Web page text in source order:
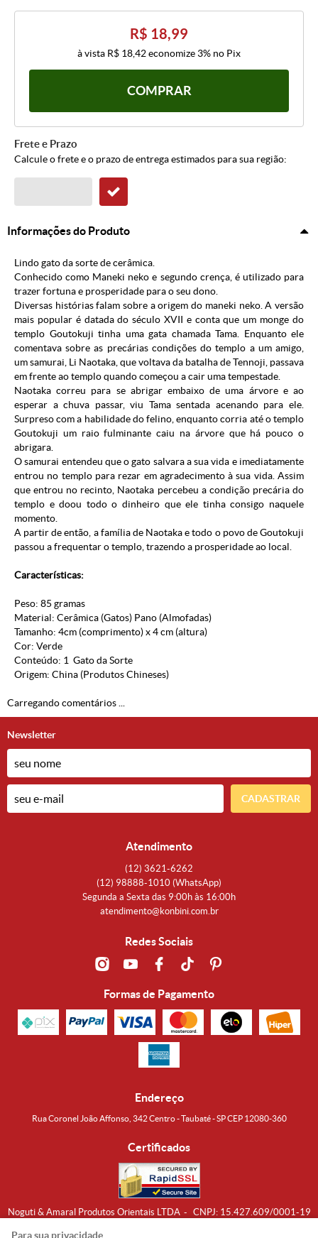
R$ 18,99
à vista R$ 18,42economize 3% no Pix
COMPRAR
Frete e Prazo
Calcule o frete e o prazo de entrega estimados para sua região:
Informações do Produto
Lindo gato da sorte de cerâmica.
Conhecido como Maneki neko e segundo crença, é utilizado para
trazer fortuna e prosperidade para o seu dono.
Diversas histórias falam sobre a origem do maneki neko. A versão
mais popular é datada do século XVII e conta que um monge do
templo Goutokuji tinha uma gata chamada Tama. Enquanto ele
comentava sobre as precárias condições do templo a um amigo,
um samurai, Li Naotaka, que voltava da batalha de Tennoji, passava
em frente ao templo quando começou a cair uma tempestade.
Naotaka correu para se abrigar embaixo de uma árvore e ao
esperar a chuva passar, viu Tama sentada acenando para ele.
Surpreso com a habilidade do felino, enquanto corria até o templo
Goutokuji um raio fulminante caiu na árvore que há pouco o
abrigara.
O samurai entendeu que o gato salvara a sua vida e imediatamente
entrou no templo para rezar em agradecimento à sua vida. Assim
que entrou no recinto, Naotaka percebeu a condição precária do
templo e doou todo o dinheiro que ele tinha consigo naquele
momento.
A partir de então, a família de Naotaka e todo o povo de Goutokuji
passou a frequentar o templo, trazendo a prosperidade ao local.
Características:
Peso: 85 gramas
Material: Cerâmica (Gatos) Pano (Almofadas)
Tamanho: 4cm (comprimento) x 4 cm (altura)
Cor: Verde
Conteúdo: 1 Gato da Sorte
Origem: China (Produtos Chineses)
Carregando comentários ...
Newsletter
CADASTRAR
Atendimento
(12) 3621-6262
(12) 98888-1010 (WhatsApp)
Segunda a Sexta das 9:00h às 16:00h
atendimento@konbini.com.br
Redes Sociais
Formas de Pagamento
Endereço
Rua Coronel João Affonso, 342 Centro - Taubaté - SP CEP 12080-360
Certificados
Noguti & Amaral Produtos Orientais LTDA CNPJ: 15.427.609/0001-19
Para sua privacidade